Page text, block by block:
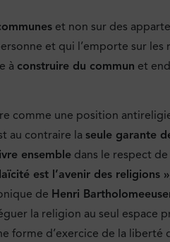
et non sur des
et qui l’emporte sur les
à construire du commun et
comme une position
au contraire la seule garante
ensemble dans le respect
est l’avenir des religions »
de Henri
la religion au seul espace
forme d’exercice de la liberté